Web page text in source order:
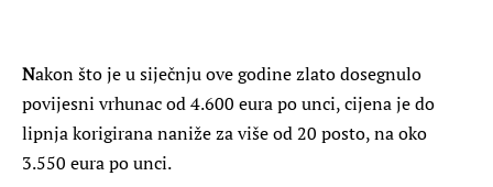
Nakon što je u siječnju ove godine zlato dosegnulo
povijesni vrhunac od 4.600 eura po unci, cijena je do
lipnja korigirana naniže za više od 20 posto, na oko
3.550 eura po unci.